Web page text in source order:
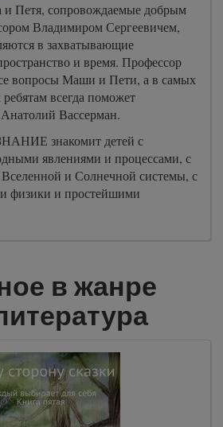
и Петя, сопровождаемые добрым
Владимиром Сергеевичем,
в захватывающие
и время. Профессор
вопросы Маши и Пети, а в самых
всегда поможет
Вассерман.
знакомит детей с
явлениями и процессами, с
и Солнечной системы, с
физики и простейшими
в жанре